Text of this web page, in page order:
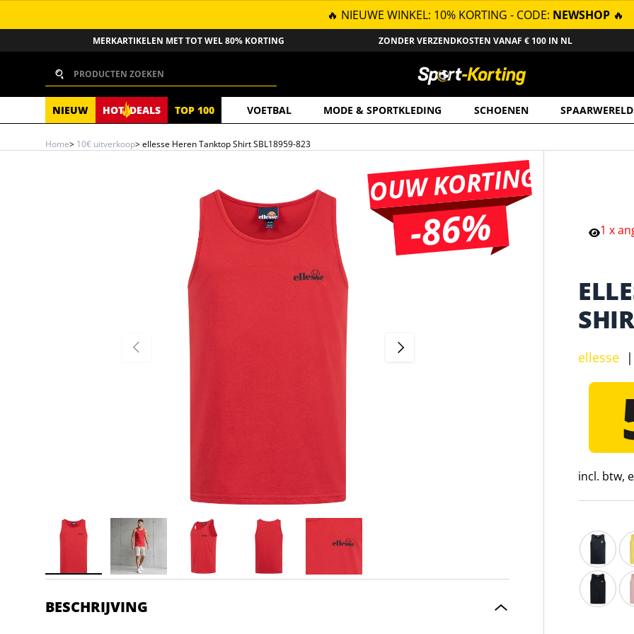
GA NAAR INHOUD
🔥 NIEUWE WINKEL: 10% KORTING - CODE: NEWSHOP 🔥
MERKARTIKELEN MET TOT WEL 80% KORTING ZONDER VERZENDKOSTEN VANAF € 100 IN NL
NIEUW HOT DEALS TOP 100 VOETBAL MODE & SPORTKLEDING SCHOENEN SPAARWERELD
Zoeken
Home> 10€ uitverkoop>ellesse Heren Tanktop Shirt SBL18959-823
JOUW KORTING
-86%
VORIGE VOLGENDE
BESCHRIJVING
1x
ellesse |
incl. btw,
ellesse